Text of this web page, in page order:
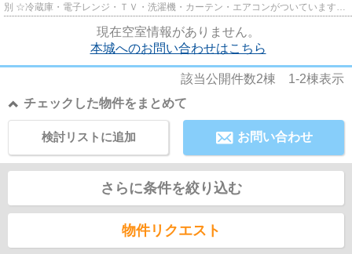
別 ☆冷蔵庫・電子レンジ・ＴＶ・洗濯機・カーテン・エアコンがついていますの
現在空室情報がありません。
本城へのお問い合わせはこちら
該当公開件数2棟 1-2棟表示
チェックした物件をまとめて
お問い合わせ
検討リストに追加
さらに条件を絞り込む
物件リクエスト